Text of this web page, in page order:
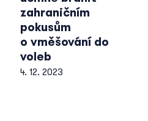
zahraničním
pokusům
o vměšování do
voleb
4. 12. 2023